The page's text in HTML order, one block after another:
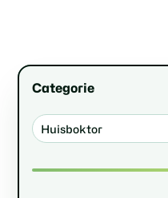
Categorie
Huisboktor